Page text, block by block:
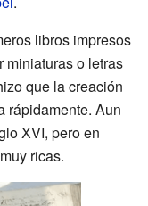
libros impresos
miniaturas o letras
que la creación
rápidamente. Aun
XVI, pero en
ricas.